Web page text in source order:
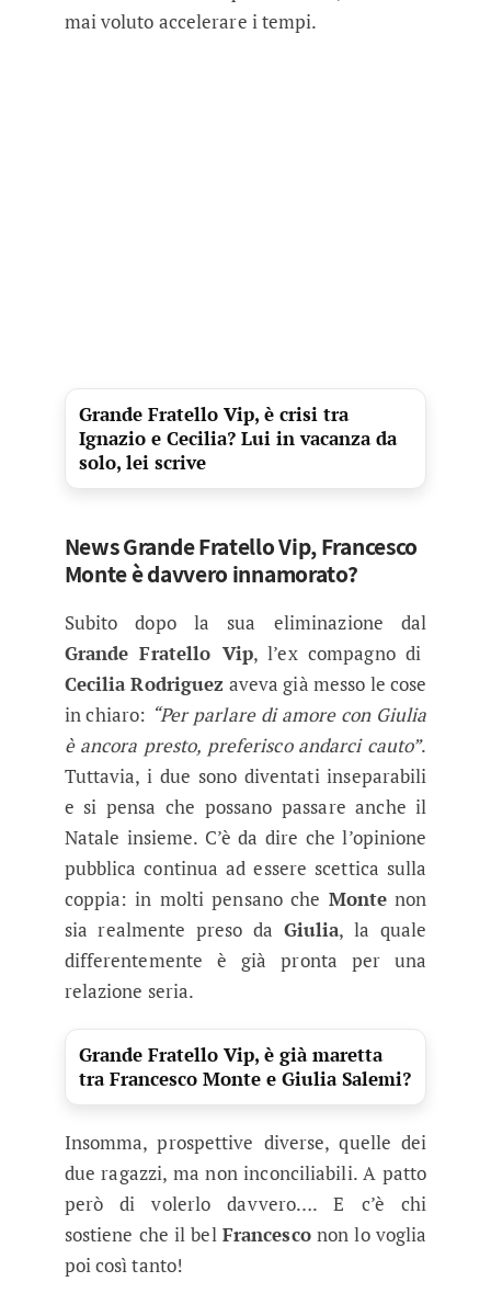
mai voluto accelerare i tempi.
Grande Fratello Vip, è crisi tra
Ignazio e Cecilia? Lui in vacanza da
solo, lei scrive
News Grande Fratello Vip, Francesco
Monte è davvero innamorato?
Subito dopo la sua eliminazione dal
Grande Fratello Vip, l’ex compagno di
Cecilia Rodriguez aveva già messo le cose
in chiaro: “Per parlare di amore con Giulia
è ancora presto, preferisco andarci cauto”.
Tuttavia, i due sono diventati inseparabili
e si pensa che possano passare anche il
Natale insieme. C’è da dire che l’opinione
pubblica continua ad essere scettica sulla
coppia: in molti pensano che Monte non
sia realmente preso da Giulia, la quale
differentemente è già pronta per una
relazione seria.
Grande Fratello Vip, è già maretta
tra Francesco Monte e Giulia Salemi?
Insomma, prospettive diverse, quelle dei
due ragazzi, ma non inconciliabili. A patto
però di volerlo davvero…. E c’è chi
sostiene che il bel Francesconon lo voglia
poi così tanto!